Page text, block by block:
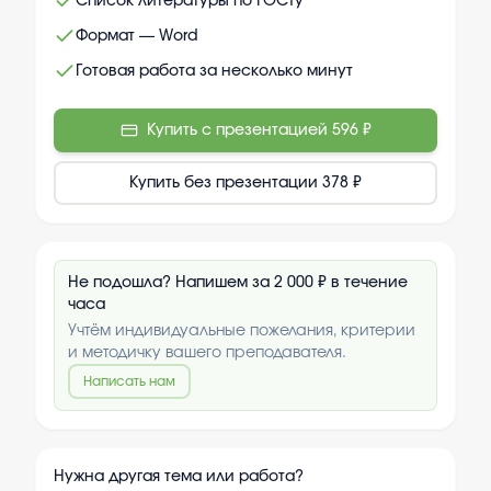
Формат — Word
Готовая работа за несколько минут
Купить с презентацией 596 ₽
Купить без презентации 378 ₽
Не подошла? Напишем за 2 000 ₽ в течение
часа
Учтём индивидуальные пожелания, критерии
и методичку вашего преподавателя.
Написать нам
Нужна другая тема или работа?